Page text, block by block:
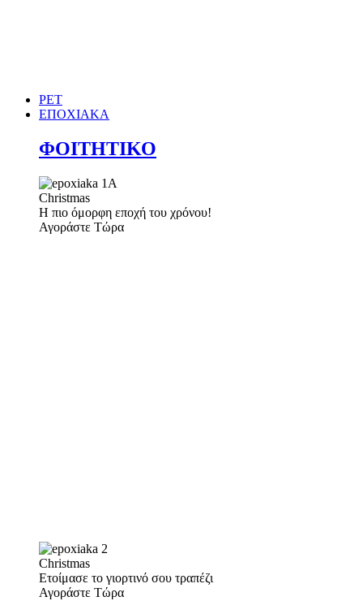
PET
ΕΠΟΧΙΑΚΑ
ΦΟΙΤΗΤΙΚΟ
Christmas
Η πιο όμορφη εποχή του χρόνου!
Αγοράστε Τώρα
Christmas
Ετοίμασε το γιορτινό σου τραπέζι
Αγοράστε Τώρα